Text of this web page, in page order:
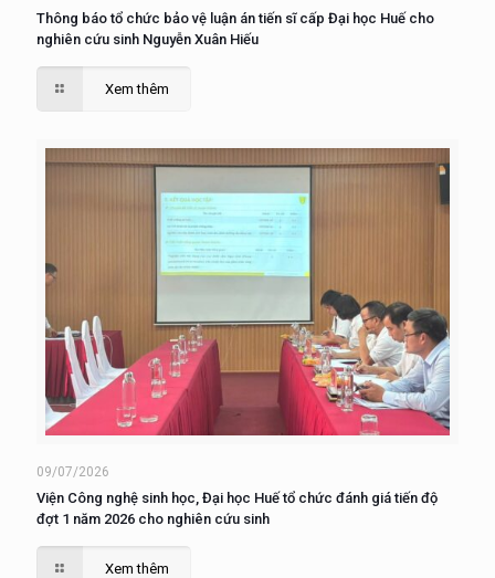
Thông báo tổ chức bảo vệ luận án tiến sĩ cấp Đại học Huế cho
nghiên cứu sinh Nguyễn Xuân Hiếu
Xem thêm
09/07/2026
Viện Công nghệ sinh học, Đại học Huế tổ chức đánh giá tiến độ
đợt 1 năm 2026 cho nghiên cứu sinh
Xem thêm